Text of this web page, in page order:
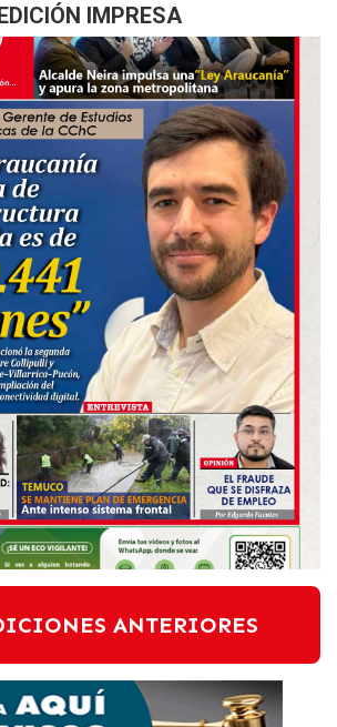
IMPRESA
ANTERIORES